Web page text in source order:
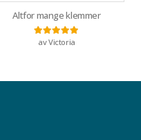
Altfor mange klemmer
Vurdert5av 5
av Victoria